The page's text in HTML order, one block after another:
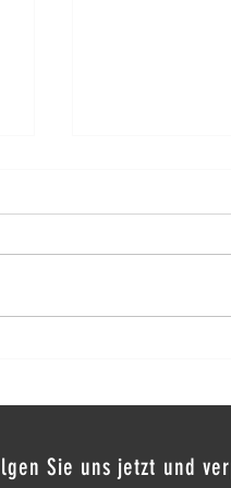
Sie uns jetzt und